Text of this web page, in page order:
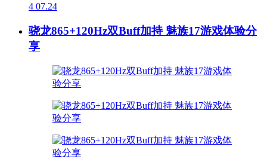
4 07.24
骁龙865+120Hz双Buff加持 魅族17游戏体验分
享